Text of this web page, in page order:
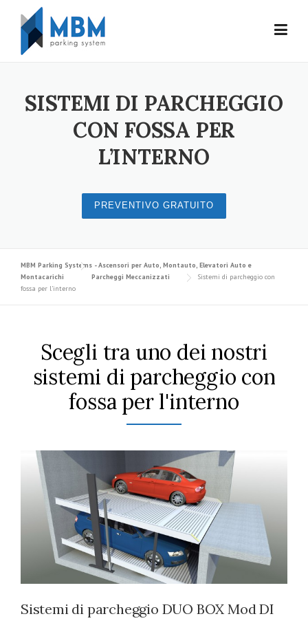
Skip to content
SISTEMI DI PARCHEGGIO
CON FOSSA PER
L’INTERNO
PREVENTIVO GRATUITO
MBM Parking Systems - Ascensori per Auto, Montauto, Elevatori Auto e
Montacarichi
Parcheggi Meccanizzati
Sistemi di parcheggio con
fossa per l’interno
Scegli tra uno dei nostri
sistemi di parcheggio con
fossa per l'interno
Sistemi di parcheggio DUO BOX Mod DI